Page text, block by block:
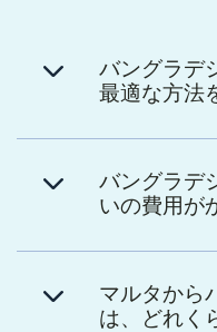
バングラデ
最適な方法
バングラデ
いの費用が
マルタから
は、どれく